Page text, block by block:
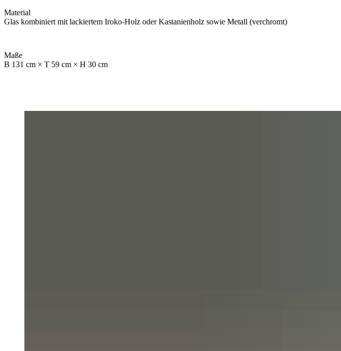
Material
Glas kombiniert mit lackiertem Iroko-Holz oder Kastanienholz sowie Metall (verchromt)
Maße
B 131 cm × T 59 cm × H 30 cm